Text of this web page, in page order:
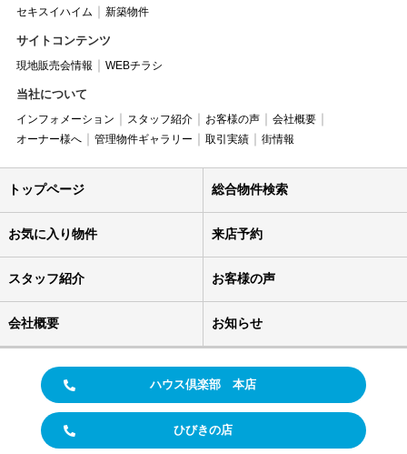
セキスイハイム
新築物件
サイトコンテンツ
現地販売会情報 WEBチラシ
当社について
インフォメーション スタッフ紹介 お客様の声
会社概要
オーナー様へ
管理物件ギャラリー 取引実績 街情報
トップページ 総合物件検索
お気に入り物件 来店予約
スタッフ紹介 お客様の声
会社概要 お知らせ
ハウス倶楽部 本店
ひびきの店